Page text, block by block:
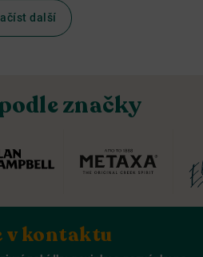
další
značky
v kontaktu